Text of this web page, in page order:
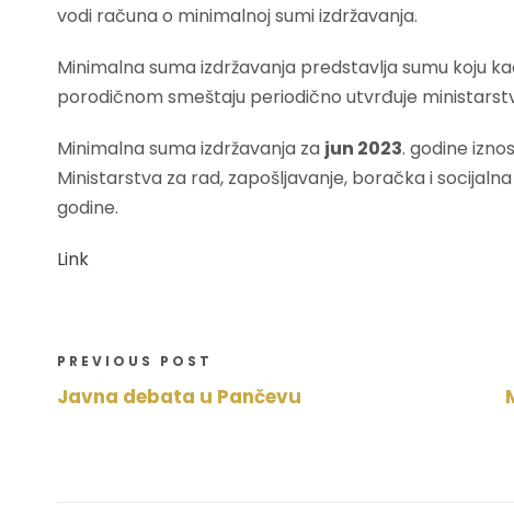
vodi računa o minimalnoj sumi izdržavanja.
Minimalna suma izdržavanja predstavlja sumu koju
porodičnom smeštaju periodično utvrđuje
Minimalna suma izdržavanja za jun 2023. godine
Ministarstva za rad, zapošljavanje, boračka i
godine.
Link
PREVIOUS POST
Javna debata u Pančevu